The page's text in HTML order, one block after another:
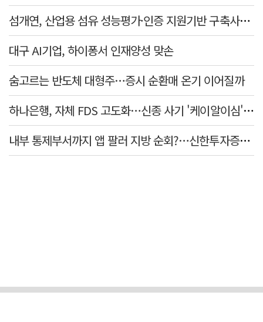
섬개연, 산업용 섬유 성능평가·인증 지원기반 구축사업 참여
대구 AI기업, 하이퐁서 인재양성 맞손
숨고르는 반도체 대형주…증시 순환매 온기 이어질까
하나은행, 자체 FDS 고도화…신종 사기 '케이알이심' 예방
내부 통제부서까지 앱 팔러 지방 순회?…신한투자증권의 도 넘은 '슈퍼SOL' 쥐어짜기